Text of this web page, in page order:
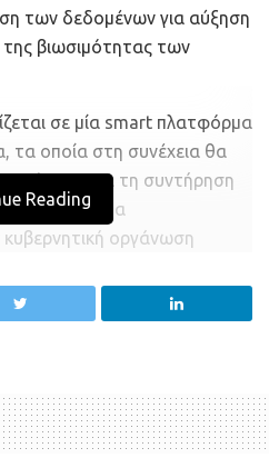
των δεδομένων για αύξηση
βιωσιμότητας των
σε μία smart πλατφόρμα
τα οποία στη συνέχεια θα
αυτόματα για τη συντήρηση
Το πρόγραμμα
οργάνωση
της KONE, μίας από
στο project. “Θα
Reading